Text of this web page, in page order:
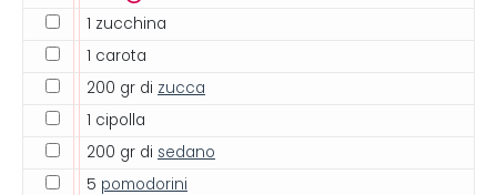
1 zucchina
1 carota
200 gr di zucca
1 cipolla
200 gr di sedano
5 pomodorini